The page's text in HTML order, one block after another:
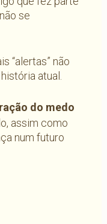
se
“alertas” não
atual.
do medo
assim como
num futuro